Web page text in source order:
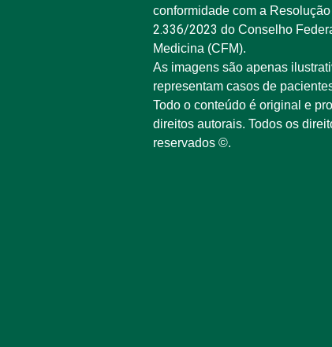
conformidade com a Resolução
2.336/2023 do Conselho
Medicina (CFM).
As imagens são apenas
representam casos de
Todo o conteúdo é original e
direitos autorais. Todos os
reservados ©.